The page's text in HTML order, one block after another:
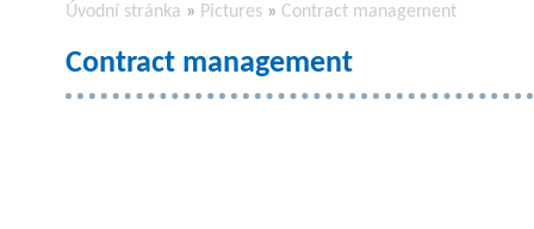
Úvodní stránka » Pictures » Contract management
Contract management